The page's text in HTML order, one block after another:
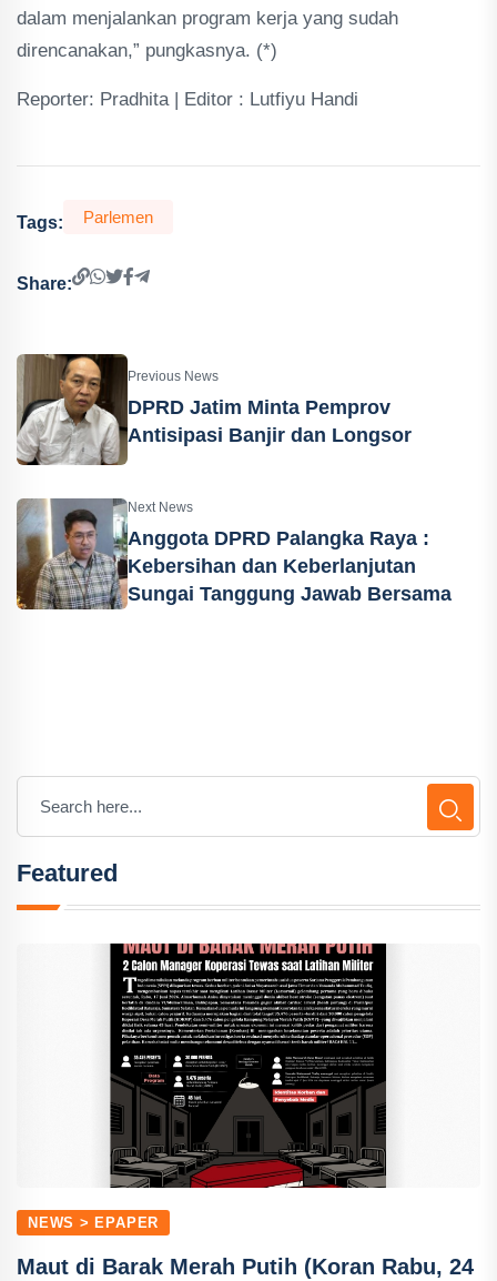
dalam menjalankan program kerja yang sudah
direncanakan,” pungkasnya. (*)
Reporter: Pradhita | Editor : Lutfiyu Handi
Tags: Parlemen
Share:
Previous News
DPRD Jatim Minta Pemprov
Antisipasi Banjir dan Longsor
Next News
Anggota DPRD Palangka Raya :
Kebersihan dan Keberlanjutan
Sungai Tanggung Jawab Bersama
Featured
NEWS > EPAPER
Maut di Barak Merah Putih (Koran Rabu, 24